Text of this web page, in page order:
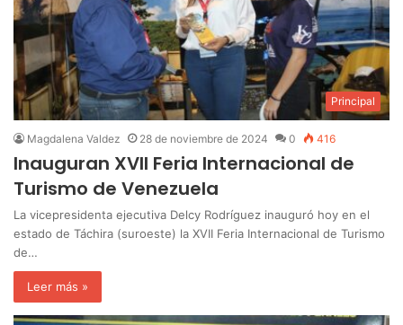
Principal
Magdalena Valdez 28 de noviembre de 2024 0 416
Inauguran XVII Feria Internacional de
Turismo de Venezuela
La vicepresidenta ejecutiva Delcy Rodríguez inauguró hoy en el
estado de Táchira (suroeste) la XVII Feria Internacional de Turismo
de…
Leer más »